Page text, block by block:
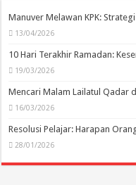
Manuver Melawan KPK:
13/04/2026
10 Hari Terakhir Ramadan:
19/03/2026
Mencari Malam Lailatul Qadar
16/03/2026
Resolusi Pelajar: Harapan
28/01/2026